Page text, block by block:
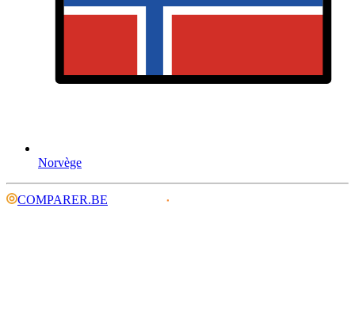
Norvège
COMPARER.BE